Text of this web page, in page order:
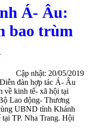
Á- Âu:
bao trùm
Cập nhật: 20/05/2019
đàn hợp tác Á- Âu
về kinh tế- xã hội tại
Lao động- Thương
UBND tỉnh Khánh
TP. Nha Trang. Hội